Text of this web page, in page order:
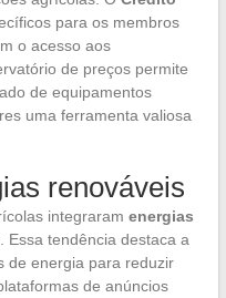
para os membros
o acesso aos
de preços permite
de equipamentos
uma ferramenta valiosa
renováveis
integraram energias
Essa tendência destaca a
de energia para reduzir
de anúncios